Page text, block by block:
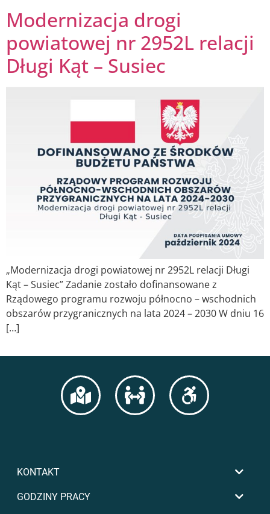
Modernizacja drogi
powiatowej nr 2952L relacji
Długi Kąt – Susiec
„Modernizacja drogi powiatowej nr 2952L relacji Długi
Kąt – Susiec” Zadanie zostało dofinansowane z
Rządowego programu rozwoju północno – wschodnich
obszarów przygranicznych na lata 2024 – 2030 W dniu 16
[…]
KONTAKT
GODZINY PRACY